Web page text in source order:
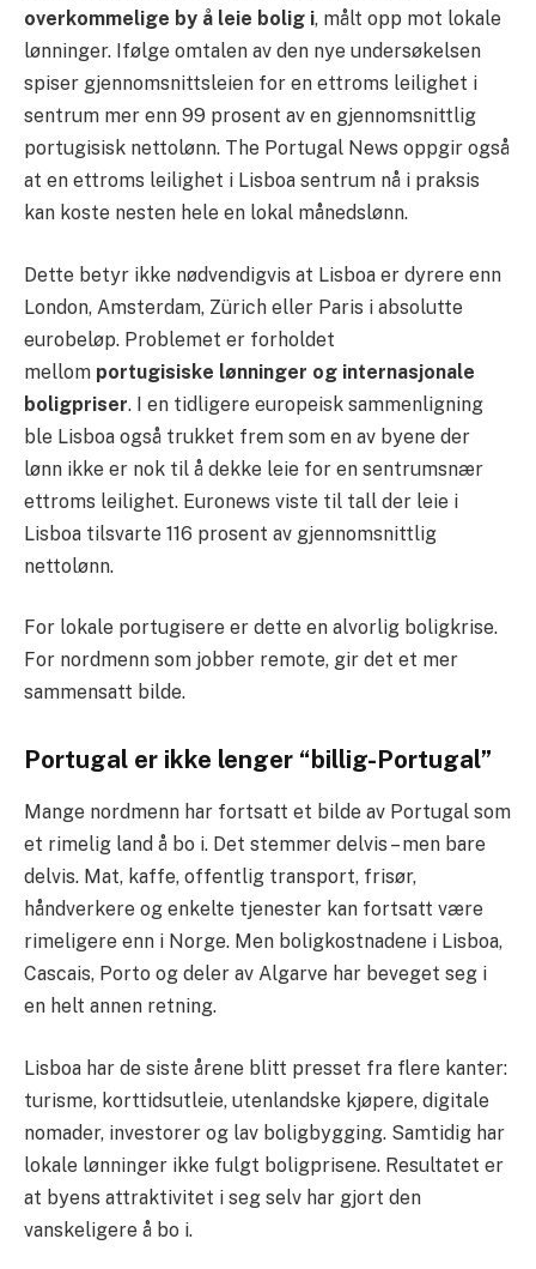
overkommelige by å leie bolig i, målt opp mot lokale
lønninger. Ifølge omtalen av den nye undersøkelsen
spiser gjennomsnittsleien for en ettroms leilighet i
sentrum mer enn 99 prosent av en gjennomsnittlig
portugisisk nettolønn. The Portugal News oppgir også
at en ettroms leilighet i Lisboa sentrum nå i praksis
kan koste nesten hele en lokal månedslønn.
Dette betyr ikke nødvendigvis at Lisboa er dyrere enn
London, Amsterdam, Zürich eller Paris i absolutte
eurobeløp. Problemet er forholdet
mellom portugisiske lønninger og internasjonale
boligpriser. I en tidligere europeisk sammenligning
ble Lisboa også trukket frem som en av byene der
lønn ikke er nok til å dekke leie for en sentrumsnær
ettroms leilighet. Euronews viste til tall der leie i
Lisboa tilsvarte 116 prosent av gjennomsnittlig
nettolønn.
For lokale portugisere er dette en alvorlig boligkrise.
For nordmenn som jobber remote, gir det et mer
sammensatt bilde.
Portugal er ikke lenger “billig-Portugal”
Mange nordmenn har fortsatt et bilde av Portugal som
et rimelig land å bo i. Det stemmer delvis – men bare
delvis. Mat, kaffe, offentlig transport, frisør,
håndverkere og enkelte tjenester kan fortsatt være
rimeligere enn i Norge. Men boligkostnadene i Lisboa,
Cascais, Porto og deler av Algarve har beveget seg i
en helt annen retning.
Lisboa har de siste årene blitt presset fra flere kanter:
turisme, korttidsutleie, utenlandske kjøpere, digitale
nomader, investorer og lav boligbygging. Samtidig har
lokale lønninger ikke fulgt boligprisene. Resultatet er
at byens attraktivitet i seg selv har gjort den
vanskeligere å bo i.